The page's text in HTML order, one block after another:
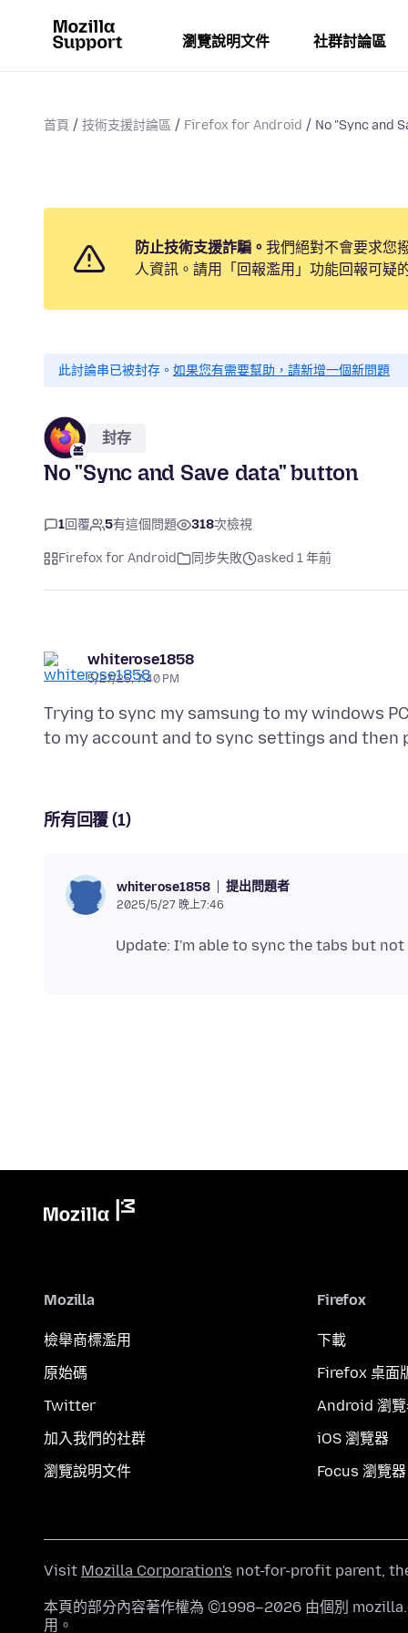
瀏覽說明文件 社群討論區
首頁 技術支援討論區 Firefox for Android No "Sync and
防止技術支援詐騙。 我們絕對不會要求您
人資訊。請用「回報濫用」功能回報可疑
此討論串已被封存。 如果您有需要幫助，請新增一個新問題
封存
No "Sync and Save data" button
1回覆 5有這個問題 318次檢視
Firefox for Android 同步失敗 asked 1 年前
whiterose1858
5/27/25, 7:40 PM
Trying to sync my samsung to my windows
所有回覆 (1)
whiterose1858 提出問題者
2025/5/27 晚上7:46
Mozilla
檢舉商標濫用
原始碼
Twitter
加入我們的社群
瀏覽說明文件
Firefox
下載
Firefox 桌面
Android 瀏
iOS 瀏覽器
Focus 瀏覽器
Visit Mozilla Corporation's not-for-profit parent,
本頁的部分內容著作權為 ©1998–2026 由個別
用。